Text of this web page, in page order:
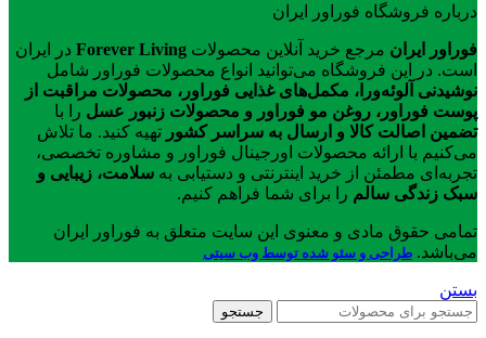
درباره فروشگاه فوراور ایران
فوراور ایران مرجع خرید آنلاین محصولات Forever Living در ایران
است. در این فروشگاه می‌توانید انواع محصولات فوراور شامل
نوشیدنی آلوئه‌ورا، مکمل‌های غذایی فوراور، محصولات مراقبت از
پوست فوراور، روغن مو فوراور و محصولات زنبور عسل را با
تضمین اصالت کالا و ارسال به سراسر کشور تهیه کنید. ما تلاش
می‌کنیم با ارائه محصولات اورجینال فوراور و مشاوره تخصصی،
تجربه‌ای مطمئن از خرید اینترنتی و دستیابی به سلامت، زیبایی و
سبک زندگی سالم را برای شما فراهم کنیم.
تمامی حقوق مادی و معنوی این سایت متعلق به فوراور ایران
می‌باشد. طراحی و سئو شده توسط وب سیتی
بستن
جستجو